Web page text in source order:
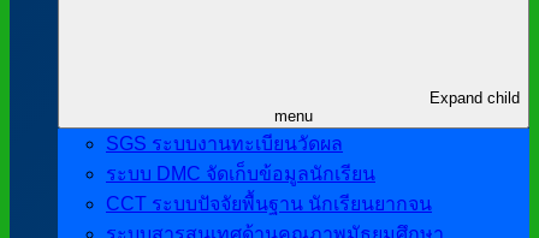
Expand child
menu
SGS ระบบงานทะเบียนวัดผล
ระบบ DMC จัดเก็บข้อมูลนักเรียน
CCT ระบบปัจจัยพื้นฐาน นักเรียนยากจน
ระบบสารสนเทศด้านคุณภาพมัธยมศึกษา